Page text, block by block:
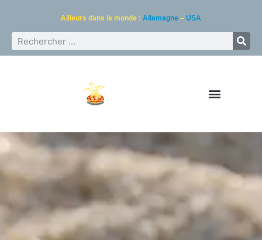
Ailleurs dans le monde : Allemagne – USA